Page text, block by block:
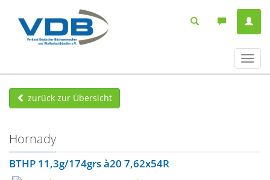
ein-/
zurück zur Übersicht
Hornady
BTHP 11,3g/174grs à20 7,62x54R